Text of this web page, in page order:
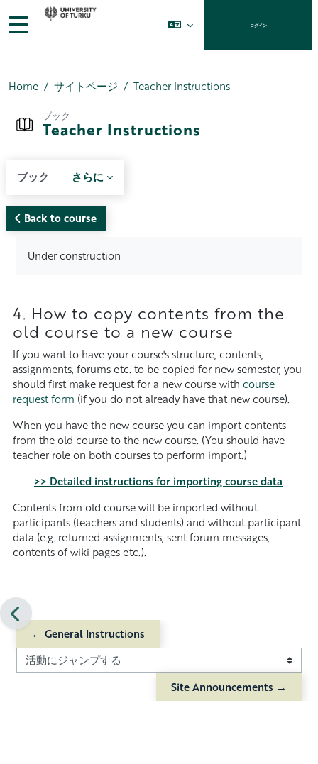
メインコンテンツへスキップする
サイドパネル ログイン
Home サイトページ Teacher Instructions
ブック
Teacher Instructions
ブック さらに
Back to course
Under construction
4. How to copy contents from the
old course to a new course
If you want to have your course's structure, contents,
assignments, forums etc. to be copied for new semester, you
should first make request for a new course with course
request form (if you do not already have that new course).
When you have the new course you can import contents
from the old course to the new course. (You should have
teacher role on both courses to perform import.)
>> Detailed instructions for importing course data
Contents from old course will be imported without
participants (teachers and students) and without participant
data (e.g. returned assignments, sent forum messages,
contents of wiki pages etc.).
← General Instructions
活動にジャンプする
Site Announcements →